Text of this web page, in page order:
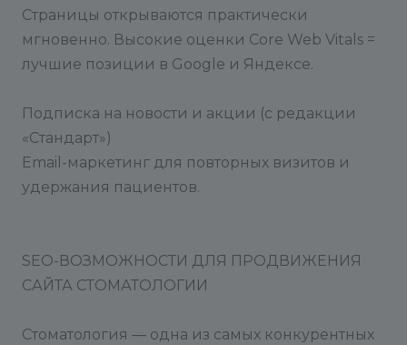
Страницы открываются практически
мгновенно. Высокие оценки Core Web Vitals =
лучшие позиции в Google и Яндексе.
Подписка на новости и акции (с редакции
«Стандарт»)
Email-маркетинг для повторных визитов и
удержания пациентов.
SEO-ВОЗМОЖНОСТИ ДЛЯ ПРОДВИЖЕНИЯ
САЙТА СТОМАТОЛОГИИ
Стоматология — одна из самых конкурентных